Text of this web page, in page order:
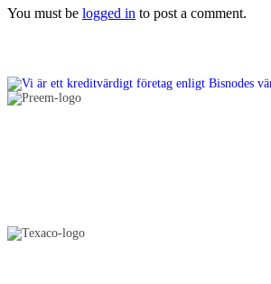
You must be logged in to post a comment.